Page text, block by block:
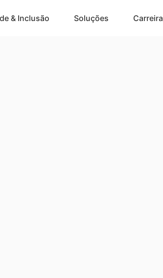
& Inclusão Soluções Carreira